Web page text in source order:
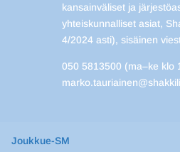
kansainväliset ja
yhteiskunnalliset asiat,
4/2024 asti), sisäinen
050 5813500 (ma–ke klo
Joukkue-SM